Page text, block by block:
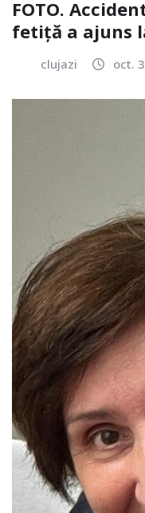
FOTO.
fetiță a ajuns
clujazi oct.